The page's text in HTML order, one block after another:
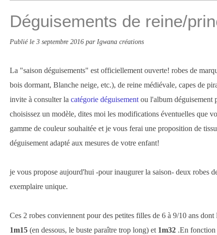
Déguisements de reine/
Publié le 3 septembre 2016 par Igwana créations
La "saison déguisements" est officiellement ouverte! robes de
bois dormant, Blanche neige, etc.), de reine médiévale, capes de
invite à consulter la catégorie déguisement ou l'album déguisement
choisissez un modèle, dites moi les modifications éventuelles que
gamme de couleur souhaitée et je vous ferai une proposition de
déguisement adapté aux mesures de votre enfant!
je vous propose aujourd'hui -pour inaugurer la saison- deux robes
exemplaire unique.
Ces 2 robes conviennent pour des petites filles de 6 à 9/10 ans
1m15 (en dessous, le buste paraître trop long) et 1m32 .En fonction